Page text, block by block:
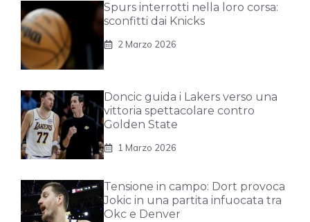
Spurs interrotti nella loro corsa:
sconfitti dai Knicks
2 Marzo 2026
Doncic guida i Lakers verso una
vittoria spettacolare contro
Golden State
1 Marzo 2026
Tensione in campo: Dort provoca
Jokic in una partita infuocata tra
Okc e Denver